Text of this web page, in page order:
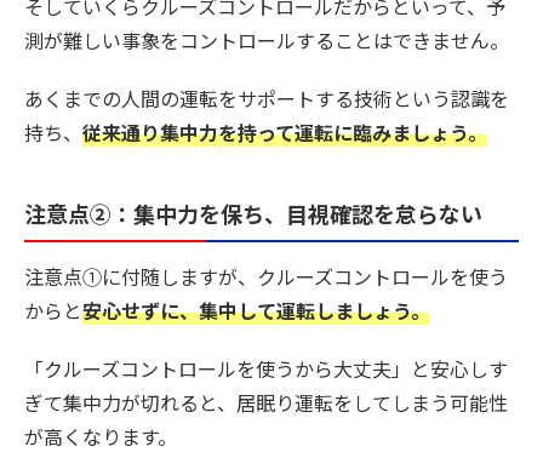
そしていくらクルーズコントロールだからといって、予
測が難しい事象をコントロールすることはできません。
あくまでの人間の運転をサポートする技術という認識を
持ち、 従来通り集中力を持って運転に臨みましょう。
注意点②：集中力を保ち、目視確認を怠らない
注意点①に付随しますが、クルーズコントロールを使う
からと安心せずに、集中して運転しましょう。
「クルーズコントロールを使うから大丈夫」と安心しす
ぎて集中力が切れると、 居眠り運転をしてしまう可能性
が高くなります。